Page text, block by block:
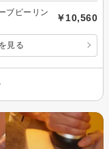
ブピーリン
￥10,560
見る